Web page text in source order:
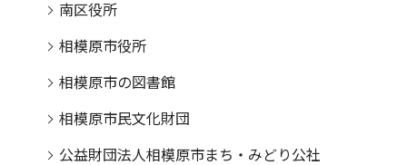
南区役所
相模原市役所
相模原市の図書館
相模原市民文化財団
公益財団法人相模原市まち・みどり公社